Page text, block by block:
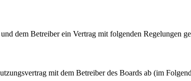
dem Betreiber ein Vertrag mit folgenden Regelungen
mit dem Betreiber des Boards ab (im